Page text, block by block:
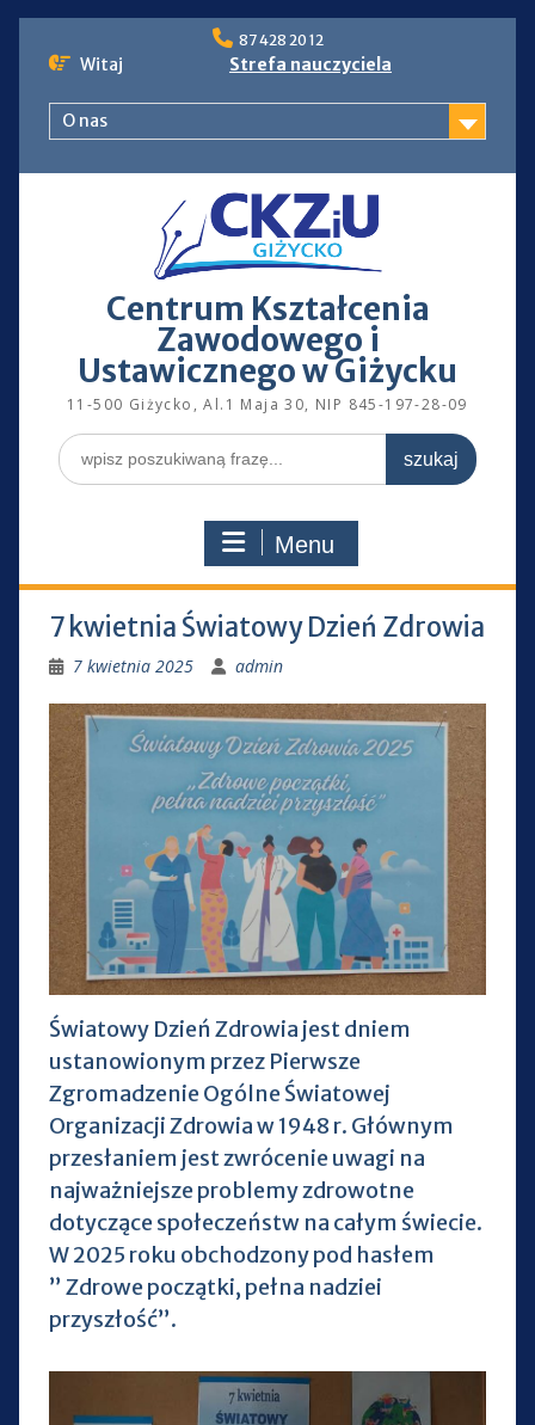
to
87 428 20 12
Witaj Strefa nauczyciela
O nas
Centrum Kształcenia
Zawodowego i
Ustawicznego w Giżycku
11-500 Giżycko, Al.1 Maja 30, NIP 845-197-28-09
Search
for:
Menu
7 kwietnia Światowy Dzień Zdrowia
7 kwietnia 2025 admin
Światowy Dzień Zdrowia jest dniem
ustanowionym przez Pierwsze
Zgromadzenie Ogólne Światowej
Organizacji Zdrowia w 1948 r. Głównym
przesłaniem jest zwrócenie uwagi na
najważniejsze problemy zdrowotne
dotyczące społeczeństw na całym świecie.
W 2025 roku obchodzony pod hasłem
” Zdrowe początki, pełna nadziei
przyszłość”.